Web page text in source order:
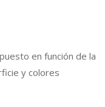
en función de la
y colores